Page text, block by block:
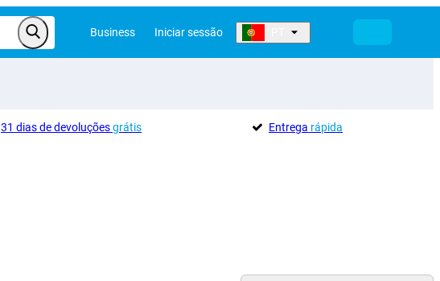
Business Iniciar sessão
31 dias de devoluçõesgrátis Entrega rápida